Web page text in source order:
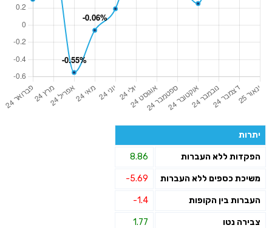
יתרות
הפקדות ללא העברות 8.86
משיכת כספים ללא העברות -5.69
העברות בין הקופות -1.4
צבירה נטו 1.77